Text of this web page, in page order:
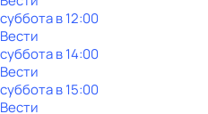
субботав12:00
Вести
субботав14:00
Вести
субботав15:00
Вести